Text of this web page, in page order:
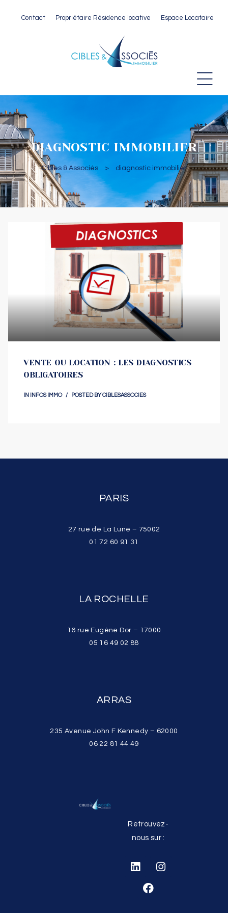
Contact Propriétaire Résidence locative Espace Locataire
DIAGNOSTIC IMMOBILIER
Cibles & Associés > diagnostic immobilier
VENTE OU LOCATION : LES DIAGNOSTICS
OBLIGATOIRES
IN INFOS IMMO POSTED BYCIBLESASSOCIES
PARIS
27 rue de La Lune – 75002
01 72 60 91 31
LA ROCHELLE
16 rue Eugène Dor – 17000
05 16 49 02 88
ARRAS
235 Avenue John F Kennedy – 62000
06 22 81 44 49
Retrouvez-
nous sur :